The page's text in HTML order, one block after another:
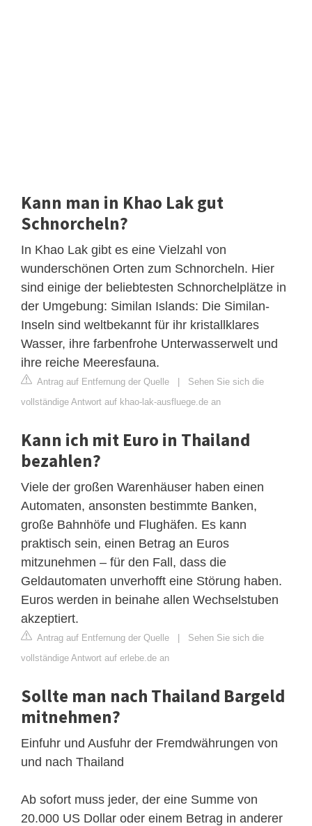
Kann man in Khao Lak gut
Schnorcheln?
In Khao Lak gibt es eine Vielzahl von
wunderschönen Orten zum Schnorcheln. Hier
sind einige der beliebtesten Schnorchelplätze in
der Umgebung: Similan Islands: Die Similan-
Inseln sind weltbekannt für ihr kristallklares
Wasser, ihre farbenfrohe Unterwasserwelt und
ihre reiche Meeresfauna.
Antrag auf Entfernung der Quelle | Sehen Sie sich die
vollständige Antwort auf khao-lak-ausfluege.de an
Kann ich mit Euro in Thailand
bezahlen?
Viele der großen Warenhäuser haben einen
Automaten, ansonsten bestimmte Banken,
große Bahnhöfe und Flughäfen. Es kann
praktisch sein, einen Betrag an Euros
mitzunehmen – für den Fall, dass die
Geldautomaten unverhofft eine Störung haben.
Euros werden in beinahe allen Wechselstuben
akzeptiert.
Antrag auf Entfernung der Quelle | Sehen Sie sich die
vollständige Antwort auf erlebe.de an
Sollte man nach Thailand Bargeld
mitnehmen?
Einfuhr und Ausfuhr der Fremdwährungen von
und nach Thailand
Ab sofort muss jeder, der eine Summe von
20.000 US Dollar oder einem Betrag in anderer